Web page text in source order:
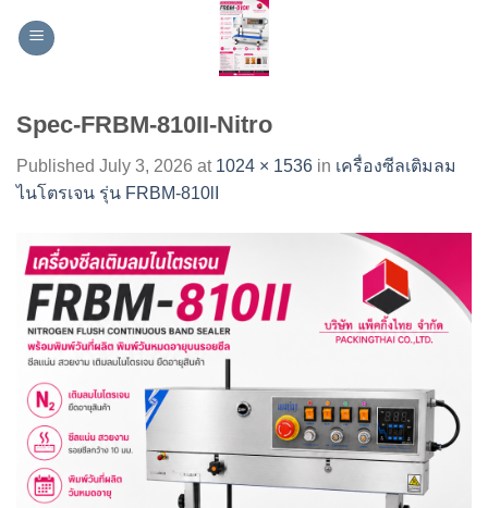
Spec-FRBM-810II-Nitro
Published July 3, 2026 at 1024 × 1536 in เครื่องซีลเติมลม
ไนโตรเจน รุ่น FRBM-810lI